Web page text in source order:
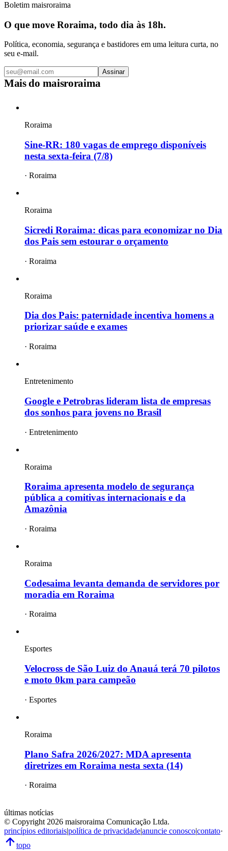
Boletim maisroraima
O que move Roraima, todo dia às 18h.
Política, economia, segurança e bastidores em uma leitura curta, no
seu e-mail.
Assinar
Mais do maisroraima
Roraima
Sine-RR: 180 vagas de emprego disponíveis
nesta sexta-feira (7/8)
· Roraima
Roraima
Sicredi Roraima: dicas para economizar no Dia
dos Pais sem estourar o orçamento
· Roraima
Roraima
Dia dos Pais: paternidade incentiva homens a
priorizar saúde e exames
· Roraima
Entretenimento
Google e Petrobras lideram lista de empresas
dos sonhos para jovens no Brasil
· Entretenimento
Roraima
Roraima apresenta modelo de segurança
pública a comitivas internacionais e da
Amazônia
· Roraima
Roraima
Codesaima levanta demanda de servidores por
moradia em Roraima
· Roraima
Esportes
Velocross de São Luiz do Anauá terá 70 pilotos
e moto 0km para campeão
· Esportes
Roraima
Plano Safra 2026/2027: MDA apresenta
diretrizes em Roraima nesta sexta (14)
· Roraima
últimas notícias
© Copyright 2026 maisroraima Comunicação Ltda.
princípios editoriais|política de privacidade|anuncie conosco|contato·
topo